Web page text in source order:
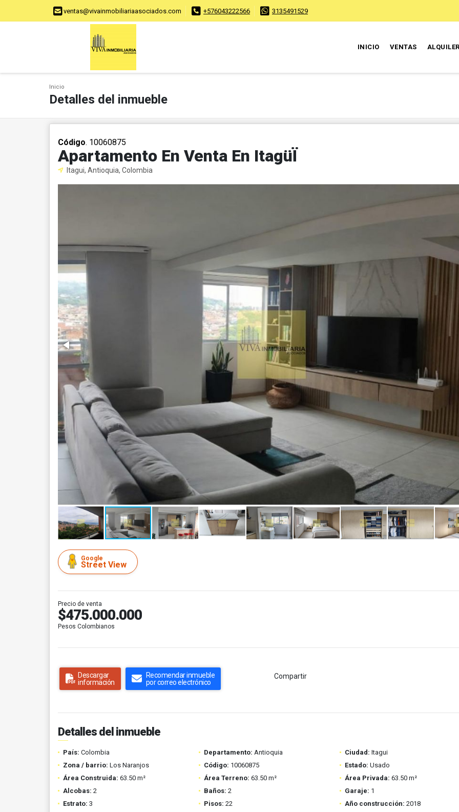
ventas@vivainmobiliariaasociados.com +576043222566 3135491529
INICIO VENTAS
Inicio
Detalles del inmueble
Código. 10060875
Apartamento En Venta En ItagüÏ
Itagui, Antioquia, Colombia
Google
Street View
Precio de venta
$475.000.000
Pesos Colombianos
Descargar
información
Recomendar inmueble
por correo electrónico
Compartir
Detalles del inmueble
País: Colombia Departamento: Antioquia Ciudad: Itagui
Zona / barrio: Los Naranjos Código: 10060875 Estado: Usado
Área Construida: 63.50 m² Área Terreno: 63.50 m² Área Privada: 63.50 m²
Alcobas: 2 Baños: 2 Garaje: 1
Estrato: 3 Pisos: 22 Año construcción: 2018